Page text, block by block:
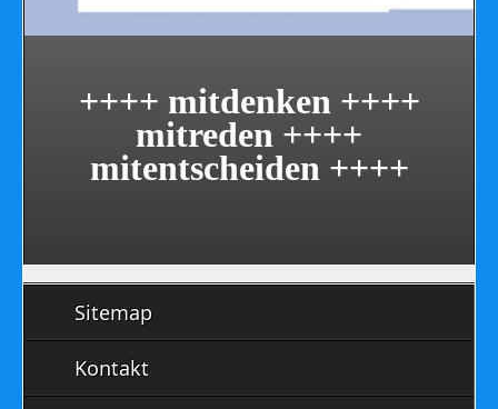
++++ mitdenken ++++
mitreden ++++
mitentscheiden ++++
Sitemap
Kontakt